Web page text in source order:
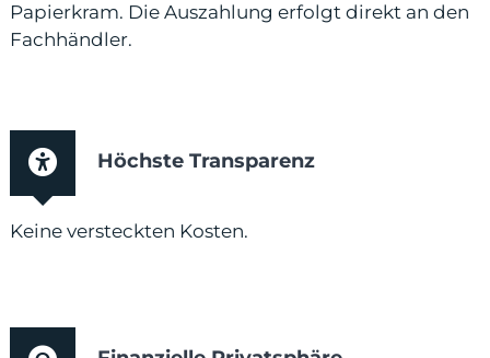
Papierkram. Die Auszahlung erfolgt direkt an den
Fachhändler.
Höchste Transparenz
Keine versteckten Kosten.